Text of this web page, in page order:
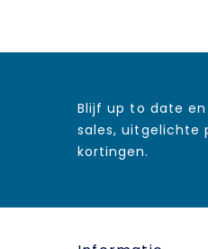
Blijf up to date
sales, uitgelichte
kortingen.